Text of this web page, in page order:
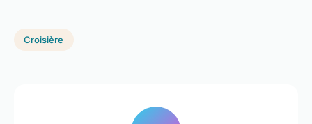
Croisière